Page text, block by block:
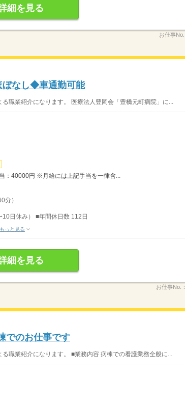
細を見る
お仕事No.
なし◆車通勤可能
職業紹介になります。 医療法人豊岡会「豊橋元町病院」に...
：40000円 ※月給には上記手当を一律含...
分）
日休み） ■年間休日数 112日
もっと見る
細を見る
お仕事No.：
のお仕事です
職業紹介になります。 ■業務内容 病棟での看護業務全般に...